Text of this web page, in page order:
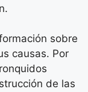
sobre
causas. Por
de las